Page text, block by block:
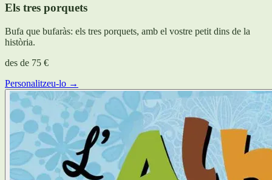
Els tres porquets
Bufa que bufaràs: els tres porquets, amb el vostre petit dins de la
història.
des de 75 €
Personalitzeu-lo →